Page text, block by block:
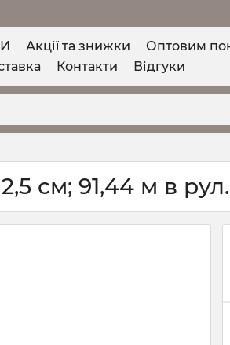
Акції та знижки
Оптовим
Контакти Відгуки
см; 91,44 м в рул.